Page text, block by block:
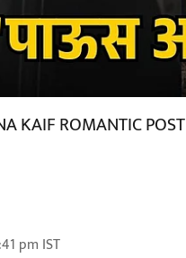
KAIF ROMANTIC POST
pm IST